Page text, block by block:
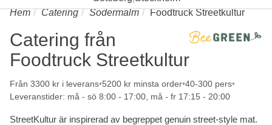
Hem
Catering Sodermalm Foodtruck Streetkultur
Catering från
Foodtruck Streetkultur
Från 3300 kr i leverans 5200 kr minsta order 40-300 pers
Leveranstider: må - sö 8:00 - 17:00, må - fr 17:15 - 20:00
StreetKultur är inspirerad av begreppet genuin street-style mat.